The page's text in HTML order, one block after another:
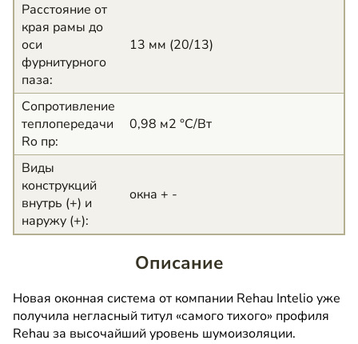
Расстояние от
края рамы до
оси
фурнитурного
паза:
13 мм (20/13)
Сопротивление
теплопередачи
Ro пр:
0,98 м2 °С/Вт
Виды
конструкций
внутрь (+) и
наружу (+):
окна + -
Описание
Новая оконная система от компании Rehau Intelio уже
получила негласный титул «самого тихого» профиля
Rehau за высочайший уровень шумоизоляции.